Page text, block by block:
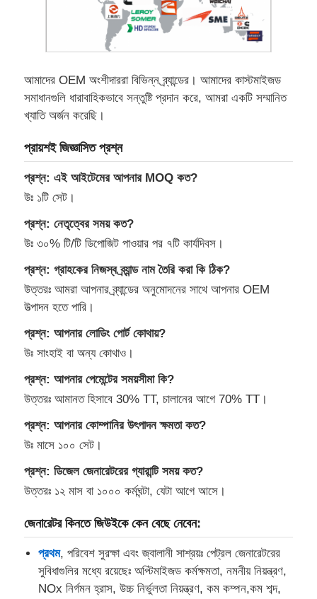
আমাদের OEM অংশীদাররা বিভিন্ন ব্র্যান্ডের। আমাদের কাস্টমাইজড
সমাধানগুলি ধারাবাহিকভাবে সন্তুষ্টি প্রদান করে, আমরা একটি সম্মানিত
খ্যাতি অর্জন করেছি।
প্রায়শই জিজ্ঞাসিত প্রশ্ন
প্রশ্ন: এই আইটেমের আপনার MOQ কত?
উঃ ১টি সেট।
প্রশ্ন: নেতৃত্বের সময় কত?
উঃ ৩০% টি/টি ডিপোজিট পাওয়ার পর ৭টি কার্যদিবস।
প্রশ্ন: গ্রাহকের নিজস্ব ব্র্যান্ড নাম তৈরি করা কি ঠিক?
উত্তরঃ আমরা আপনার ব্র্যান্ডের অনুমোদনের সাথে আপনার OEM
উত্পাদন হতে পারি।
প্রশ্ন: আপনার লোডিং পোর্ট কোথায়?
উঃ সাংহাই বা অন্য কোথাও।
প্রশ্ন: আপনার পেমেন্টের সময়সীমা কি?
উত্তরঃ আমানত হিসাবে 30% TT, চালানের আগে 70% TT।
প্রশ্ন: আপনার কোম্পানির উৎপাদন ক্ষমতা কত?
উঃ মাসে ১০০ সেট।
প্রশ্ন: ডিজেল জেনারেটরের গ্যারান্টি সময় কত?
উত্তরঃ ১২ মাস বা ১০০০ কর্মঘন্টা, যেটা আগে আসে।
জেনারেটর কিনতে জিউইকে কেন বেছে নেবেন:
প্রথম, পরিবেশ সুরক্ষা এবং জ্বালানী সাশ্রয়ঃ পেট্রল জেনারেটরের
সুবিধাগুলির মধ্যে রয়েছেঃ অপ্টিমাইজড কর্মক্ষমতা, নমনীয় নিয়ন্ত্রণ,
NOx নির্গমন হ্রাস, উচ্চ নির্ভুলতা নিয়ন্ত্রণ, কম কম্পন,কম শব্দ,